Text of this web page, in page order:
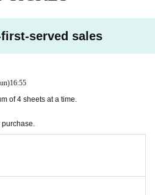
来場ください。
す。
を発する機器の使用もご遠慮ください。
く場合がありますので、あらかじめご了
す。スタッフの指示に従い、ご自身の座
祝花などのお受取はできません。あらか
い合わせください。
い場合、入場をお断りする、もしくは公
served sales
16:55
of 4 sheets at a time.